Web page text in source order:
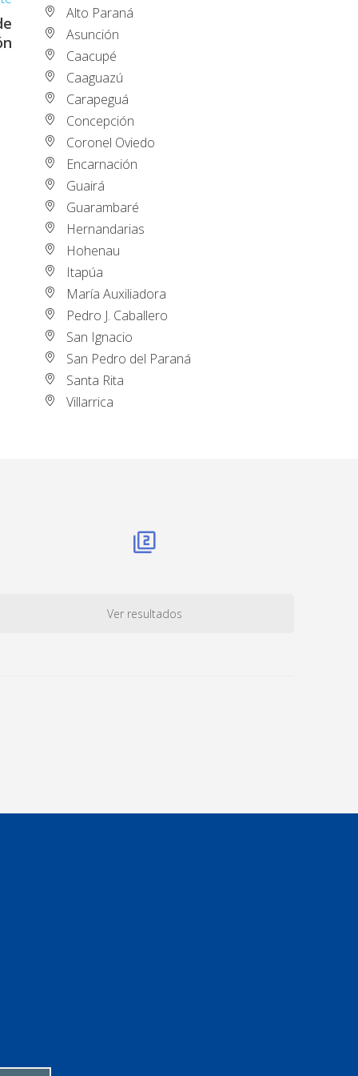
Alto Paraná
Asunción
Caacupé
Caaguazú
Carapeguá
Concepción
Coronel Oviedo
Encarnación
Guairá
Guarambaré
Hernandarias
Hohenau
Itapúa
María Auxiliadora
Pedro J. Caballero
San Ignacio
San Pedro del Paraná
Santa Rita
Villarrica
Ver resultados